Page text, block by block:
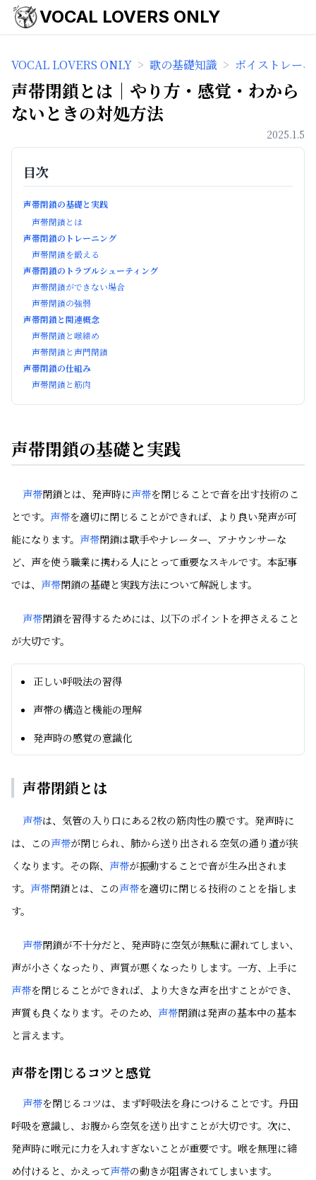
VOCAL LOVERS ONLY
VOCAL LOVERS ONLY > 歌の基礎知識 > ボイストレー
声帯閉鎖とは｜やり方・感覚・わから
ないときの対処方法
2025.1.5
目次
声帯閉鎖の基礎と実践
声帯閉鎖とは
声帯閉鎖のトレーニング
声帯閉鎖を鍛える
声帯閉鎖のトラブルシューティング
声帯閉鎖ができない場合
声帯閉鎖の強弱
声帯閉鎖と関連概念
声帯閉鎖と喉締め
声帯閉鎖と声門閉鎖
声帯閉鎖の仕組み
声帯閉鎖と筋肉
声帯閉鎖の基礎と実践
声帯閉鎖とは、発声時に声帯を閉じることで音を出す技術のこ
とです。 声帯を適切に閉じることができれば、より良い発声が可
能になります。 声帯閉鎖は歌手やナレーター、アナウンサーな
ど、声を使う職業に携わる人にとって重要なスキルです。本記事
では、 声帯閉鎖の基礎と実践方法について解説します。
声帯閉鎖を習得するためには、以下のポイントを押さえること
が大切です。
正しい呼吸法の習得
声帯の構造と機能の理解
発声時の感覚の意識化
声帯閉鎖とは
声帯は、気管の入り口にある2枚の筋肉性の膜です。発声時に
は、この声帯が閉じられ、肺から送り出される空気の通り道が狭
くなります。その際、 声帯が振動することで音が生み出されま
す。 声帯閉鎖とは、この声帯を適切に閉じる技術のことを指しま
す。
声帯閉鎖が不十分だと、発声時に空気が無駄に漏れてしまい、
声が小さくなったり、声質が悪くなったりします。一方、上手に
声帯を閉じることができれば、より大きな声を出すことができ、
声質も良くなります。そのため、 声帯閉鎖は発声の基本中の基本
と言えます。
声帯を閉じるコツと感覚
声帯を閉じるコツは、まず呼吸法を身につけることです。丹田
呼吸を意識し、お腹から空気を送り出すことが大切です。次に、
発声時に喉元に力を入れすぎないことが重要です。喉を無理に締
め付けると、かえって声帯の動きが阻害されてしまいます。